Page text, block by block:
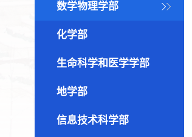
数学物理学部
化学部
生命科学和医学学部
地学部
信息技术科学部